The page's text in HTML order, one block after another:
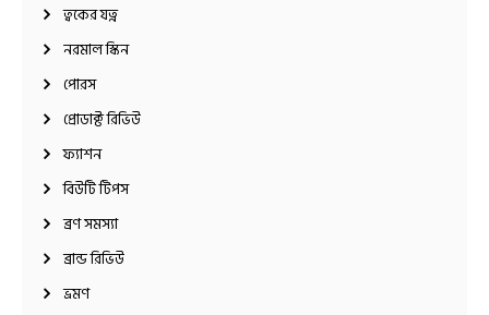
ত্বকের যত্ন
নরমাল স্কিন
পোরস
প্রোডাক্ট রিভিউ
ফ্যাশন
বিউটি টিপস
ব্রণ সমস্যা
ব্রান্ড রিভিউ
ভ্রমণ